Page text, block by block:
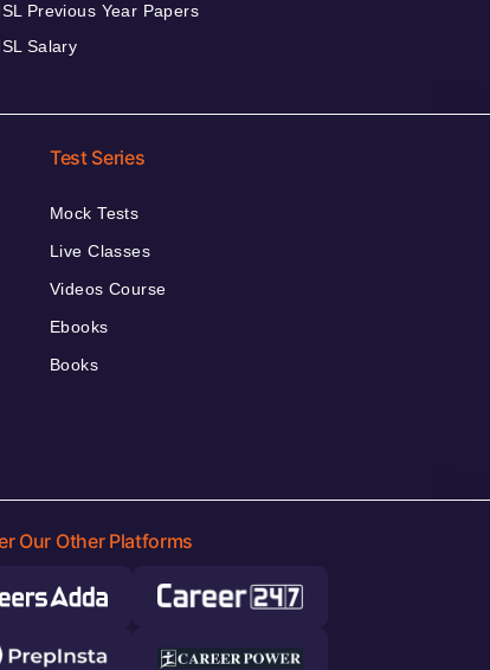
Previous Year Papers
Salary
Test Series
Mock Tests
Live Classes
Videos Course
Ebooks
Books
Our Other Platforms